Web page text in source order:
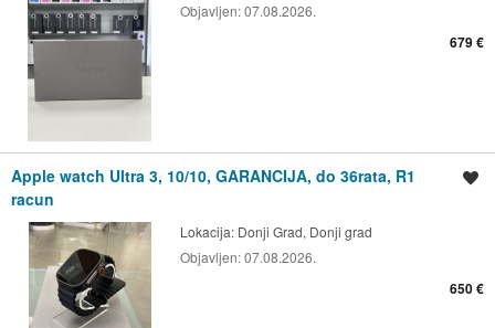
Objavljen:07.08.2026.
679 €
Apple watch Ultra 3, 10/10, GARANCIJA, do 36rata, R1
racun
Lokacija: Donji Grad, Donji grad
Objavljen:07.08.2026.
650 €